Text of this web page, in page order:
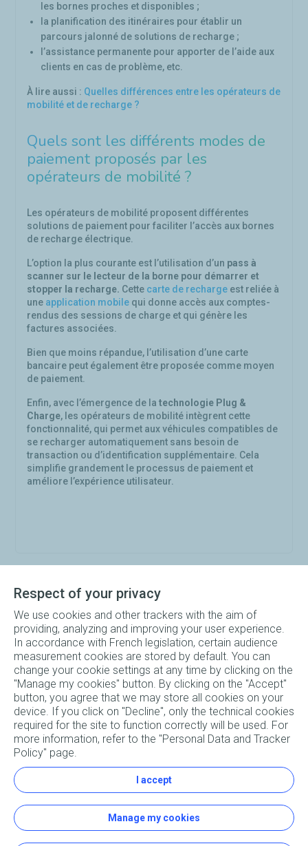
les bornes proches et disponibles ;
la planification des itinéraires pour établir un
parcours jalonné de solutions de recharge ;
l’assistance permanente pour apporter de l’aide aux
clients en cas de problème, etc.
À lire aussi : Quelles différences entre les opérateurs de
mobilité et de recharge ?
Quels sont les différents modes de
paiement proposés par les
opérateurs de mobilité ?
Les opérateurs de mobilité proposent différentes
solutions de paiement pour faciliter l’accès aux bornes
de recharge électrique.
L’option la plus courante est l’utilisation d’un pass à
scanner sur le lecteur de la borne pour démarrer et
stopper la recharge. Cette carte de recharge est reliée à
une application mobile qui donne accès aux comptes-
rendus des sessions de charge et qui génère les
factures associées.
Bien que moins répandue, l’utilisation d’une carte
bancaire peut également être proposée comme moyen
de paiement.
Enfin, avec l’émergence de la technologie Plug &
Charge, les opérateurs de mobilité intègrent cette
fonctionnalité, qui permet aux véhicules compatibles de
se recharger automatiquement sans besoin de
transaction ou d’identification supplémentaire. Cela
simplifie grandement le processus de paiement et
améliore l’expérience utilisateur.
Retour à l'accueil FAQ
Rouler à l’électrique n’aura jamais été aussi simple ! Vous
rêvez de parcourir les routes, mais vous cherchez des
réponses à vos questions ? Vitesse de recharge, types de
bornes disponibles, puissance idéale, coût pour recharger sa
voiture électrique… Laissez-vous guider, Charge+ est là pour
Copyright © 2026. Tous droits réservés.
Première Place
Respect of your privacy
We use cookies and other trackers with the aim of
providing, analyzing and improving your user experience.
In accordance with French legislation, certain audience
measurement cookies are stored by default. You can
change your cookie settings at any time by clicking on the
"Manage my cookies" button. By clicking on the "Accept"
button, you agree that we may store all cookies on your
device. If you click on "Decline", only the technical cookies
required for the site to function correctly will be used. For
more information, refer to the "Personal Data and Tracker
Policy" page.
I accept
Manage my cookies